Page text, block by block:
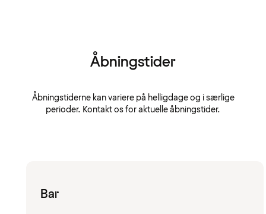
Åbningstider
Åbningstiderne kan variere på helligdage og i særlige
perioder. Kontakt os for aktuelle åbningstider.
Bar